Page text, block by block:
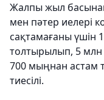
Жалпы жыл
мен пәтер иелері
сақтамағаны үшін
толтырылып, 5
700 мыңнан астам
тиесілі.